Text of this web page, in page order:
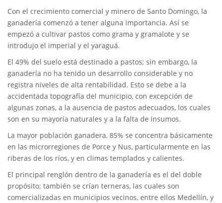
Con el crecimiento comercial y minero de Santo Domingo, la
ganadería comenzó a tener alguna importancia. Así se
empezó a cultivar pastos como grama y gramalote y se
introdujo el imperial y el yaraguá.
El 49% del suelo está destinado a pastos; sin embargo, la
ganadería no ha tenido un desarrollo considerable y no
registra niveles de alta rentabilidad. Esto se debe a la
accidentada topografía del municipio, con excepción de
algunas zonas, a la ausencia de pastos adecuados, los cuales
son en su mayoría naturales y a la falta de insumos.
La mayor población ganadera, 85% se concentra básicamente
en las microrregiones de Porce y Nus, particularmente en las
riberas de los ríos, y en climas templados y calientes.
El principal renglón dentro de la ganadería es el del doble
propósito; también se crían terneras, las cuales son
comercializadas en municipios vecinos, entre ellos Medellín, y